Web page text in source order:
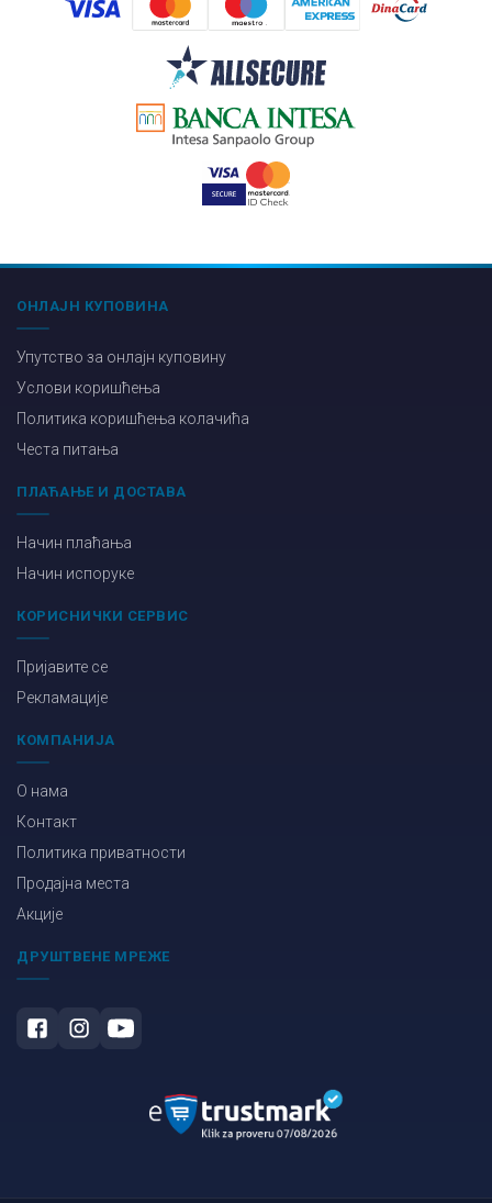
ОНЛАЈН КУПОВИНА
Упутство за онлајн куповину
Услови коришћења
Политика коришћења колачића
Честа питања
ПЛАЋАЊЕ И ДОСТАВА
Начин плаћања
Начин испоруке
КОРИСНИЧКИ СЕРВИС
Пријавите се
Рекламације
КОМПАНИЈА
О нама
Контакт
Политика приватности
Продајна места
Акције
ДРУШТВЕНЕ МРЕЖЕ